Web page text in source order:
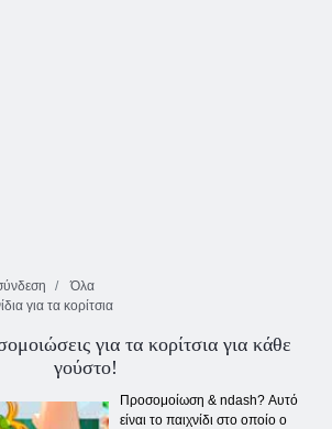
Όλα
για τα κορίτσια
για τα κορίτσια για κάθε
γούστο!
Προσομοίωση & ndash? Αυτό
είναι το παιχνίδι στο οποίο ο